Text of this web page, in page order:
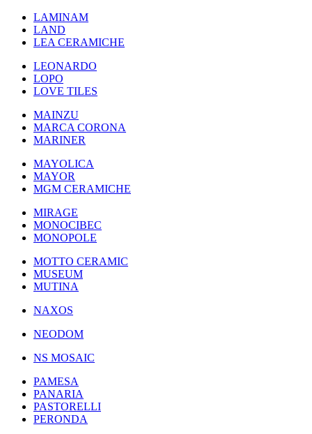
LAMINAM
LAND
LEA CERAMICHE
LEONARDO
LOPO
LOVE TILES
MAINZU
MARCA CORONA
MARINER
MAYOLICA
MAYOR
MGM CERAMICHE
MIRAGE
MONOCIBEC
MONOPOLE
MOTTO CERAMIC
MUSEUM
MUTINA
NAXOS
NEODOM
NS MOSAIC
PAMESA
PANARIA
PASTORELLI
PERONDA